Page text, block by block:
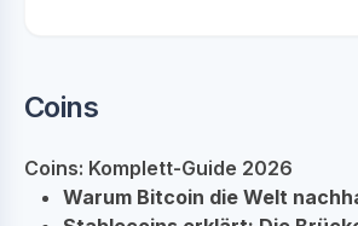
Coins
Coins: Komplett-Guide 2026
Warum Bitcoin die Welt